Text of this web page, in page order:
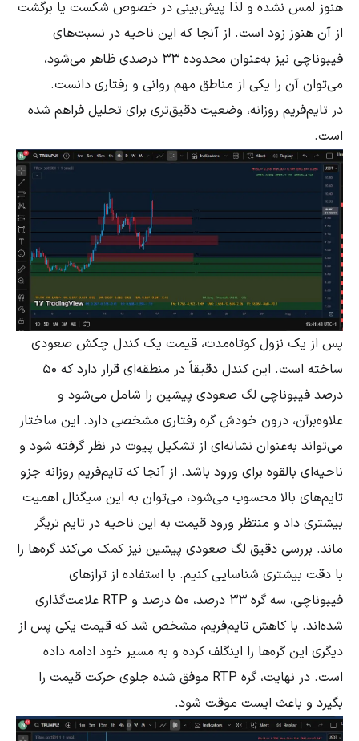
هنوز لمس نشده و لذا پیش‌بینی در خصوص شکست یا برگشت
از آن هنوز زود است. از آنجا که این ناحیه در نسبت‌های
فیبوناچی نیز به‌عنوان محدوده ۳۳ درصدی ظاهر می‌شود،
می‌توان آن را یکی از مناطق مهم روانی و رفتاری دانست.
در تایم‌فریم روزانه، وضعیت دقیق‌تری برای تحلیل فراهم شده
است.
پس از یک نزول کوتاه‌مدت، قیمت یک کندل چکش صعودی
ساخته است. این کندل دقیقاً در منطقه‌ای قرار دارد که ۵۰
درصد فیبوناچی لگ صعودی پیشین را شامل می‌شود و
علاوه‌برآن، درون خودش گره رفتاری مشخصی دارد. این ساختار
می‌تواند به‌عنوان نشانه‌ای از تشکیل پیوت در نظر گرفته شود و
ناحیه‌ای بالقوه برای ورود باشد. از آنجا که تایم‌فریم روزانه جزو
تایم‌های بالا محسوب می‌شود، می‌توان به این سیگنال اهمیت
بیشتری داد و منتظر ورود قیمت به این ناحیه در تایم تریگر
ماند. بررسی دقیق لگ صعودی پیشین نیز کمک می‌کند گره‌ها را
با دقت بیشتری شناسایی کنیم. با استفاده از ترازهای
فیبوناچی، سه گره ۳۳ درصد، ۵۰ درصد و RTP علامت‌گذاری
شده‌اند. با کاهش تایم‌فریم، مشخص شد که قیمت یکی پس از
دیگری این گره‌ها را اینگلف کرده و به مسیر خود ادامه داده
است. در نهایت، گره RTP موفق شده جلوی حرکت قیمت را
بگیرد و باعث ایست موقت شود.